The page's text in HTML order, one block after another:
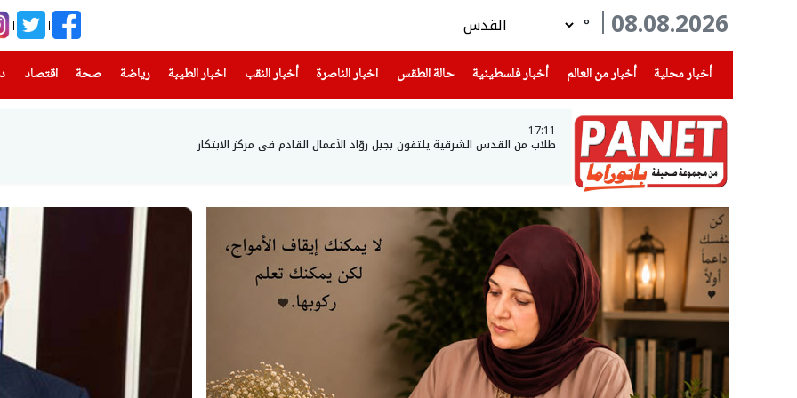
08.08.2026
°
أخبار محلية
(current) أخبار من العالم أخبار فلسطينية(current) حالة الطقس اخبار الناصرة
(current) أخبار النقب اخبار الطيبة(current) رياضة
(current) صحة(current) اقتصاد
17:11
طلاب من القدس الشرقية يلتقون بجيل روّاد الأعمال القادم في مركز الابتكار